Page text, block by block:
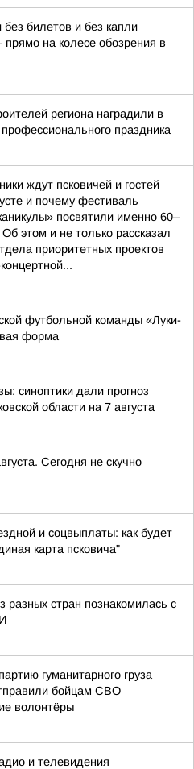
билетов и без капли
на колесе обозрения в
региона наградили в
праздника
ждут псковичей и гостей
и почему фестиваль
посвятили именно 60–
этом и не только рассказал
приоритетных проектов
футбольной команды «Луки-
форма
синоптики дали прогноз
области на 7 августа
Сегодня не скучно
и соцвыплаты: как будет
карта псковича"
разных стран познакомилась с
гуманитарного груза
бойцам СВО
волонтёры
и телевидения